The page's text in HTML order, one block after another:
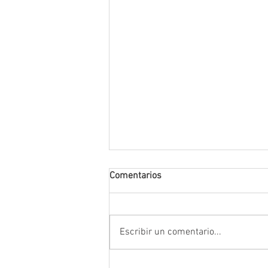
Comentarios
Escribir un comentario...